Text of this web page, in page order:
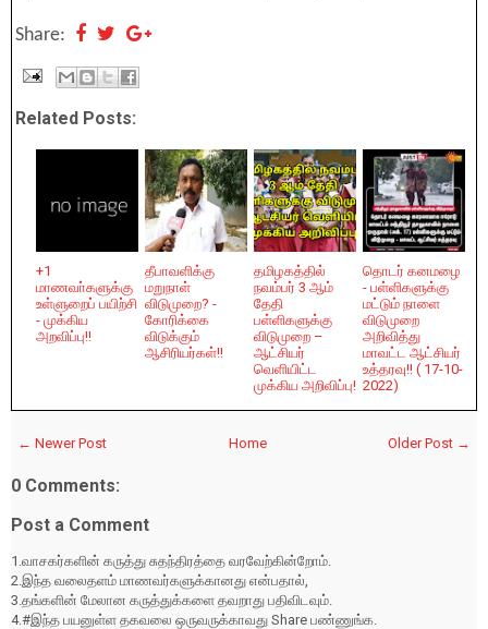
Share:
Related Posts:
+1
மாணவா்களுக்கு
உள்ளுறைப் பயிற்சி
- முக்கிய
அறவிப்பு!!
தீபாவளிக்கு
மறுநாள்
விடுமுறை? -
கோரிக்கை
விடுக்கும்
ஆசிரியர்கள்!!
தமிழகத்தில்
நவம்பர் 3 ஆம்
தேதி
பள்ளிகளுக்கு
விடுமுறை –
ஆட்சியர்
வெளியிட்ட
முக்கிய அறிவிப்பு!
தொடர் கனமழை
- பள்ளிகளுக்கு
மட்டும் நாளை
விடுமுறை
அறிவித்து
மாவட்ட ஆட்சியர்
உத்தரவு!! ( 17-10-
2022)
← Newer Post Older Post →
Home
0 Comments:
Post a Comment
1.வாசகர்களின் கருத்து சுதந்திரத்தை வரவேற்கின்றோம்.
2.இந்த வலைதளம் மாணவர்களுக்கானது என்பதால்,
3.தங்களின் மேலான கருத்துக்களை தவறாது பதிவிடவும்.
4.#இந்த பயனுள்ள தகவலை ஒருவருக்காவது Share பண்ணுங்க.